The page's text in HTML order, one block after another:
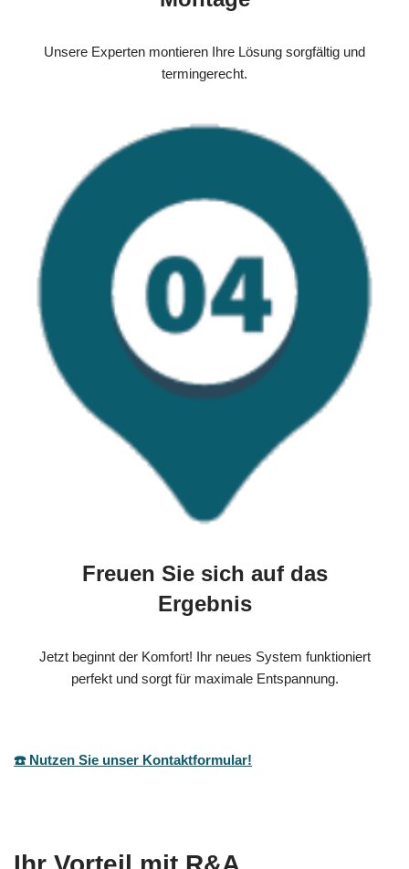
Unsere Experten montieren Ihre Lösung sorgfältig und
termingerecht.
Freuen Sie sich auf das
Ergebnis
Jetzt beginnt der Komfort! Ihr neues System funktioniert
perfekt und sorgt für maximale Entspannung.
☎️ Nutzen Sie unser Kontaktformular!